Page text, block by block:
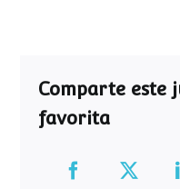
Comparte este
favorita